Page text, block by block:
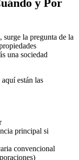
y Por
la pregunta de la
una sociedad
están las
principal si
convencional